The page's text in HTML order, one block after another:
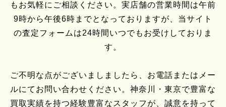
もお気軽にご相談ください。実店舗の営業時間は午前
9時から午後6時までとなっておりますが、当サイト
の査定フォームは24時間いつでもお受けしておりま
す。
ご不明な点がございましましたら、お電話またはメー
ルにてお問い合わせください。神奈川・東京で豊富な
買取実績を持つ経験豊富なスタッフが、誠意を持って